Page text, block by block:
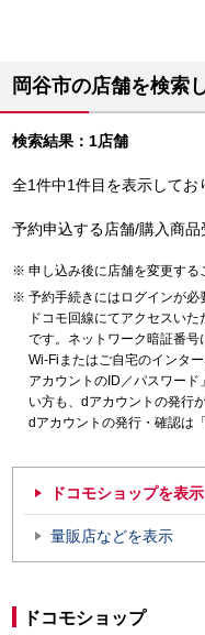
岡谷市の店舗を検索
検索結果：1店舗
全1件中1件目を表示してお
予約申込する店舗/購入商品
申し込み後に店舗を変更する
予約手続きにはログインが必
ドコモ回線にてアクセスい
です。ネットワーク暗証番号
Wi-Fiまたはご自宅のインタ
アカウントのID／パスワー
い方も、dアカウントの発行
dアカウントの発行・確認は「
ドコモショップを表示
量販店などを表示
ドコモショップ